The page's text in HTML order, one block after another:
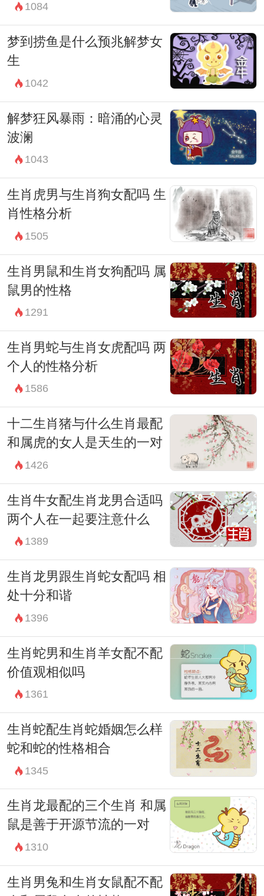
1084
梦到捞鱼是什么预兆解梦女
生
1042
解梦狂风暴雨：暗涌的心灵
波澜
1043
生肖虎男与生肖狗女配吗 生
肖性格分析
1505
生肖男鼠和生肖女狗配吗 属
鼠男的性格
1291
生肖男蛇与生肖女虎配吗 两
个人的性格分析
1586
十二生肖猪与什么生肖最配
和属虎的女人是天生的一对
1426
生肖牛女配生肖龙男合适吗
两个人在一起要注意什么
1389
生肖龙男跟生肖蛇女配吗 相
处十分和谐
1396
生肖蛇男和生肖羊女配不配
价值观相似吗
1361
生肖蛇配生肖蛇婚姻怎么样
蛇和蛇的性格相合
1345
生肖龙最配的三个生肖 和属
鼠是善于开源节流的一对
1310
生肖男兔和生肖女鼠配不配